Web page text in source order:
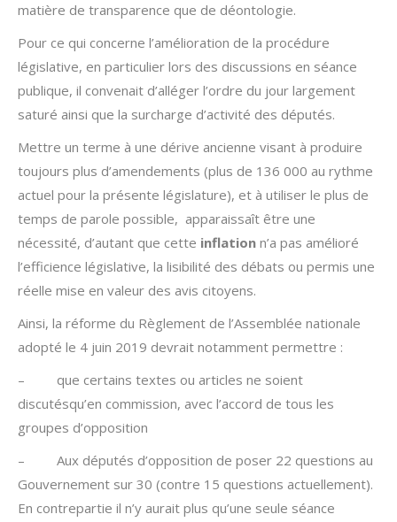
matière de transparence que de déontologie.
Pour ce qui concerne l’amélioration de la procédure
législative, en particulier lors des discussions en séance
publique, il convenait d’alléger l’ordre du jour largement
saturé ainsi que la surcharge d’activité des députés.
Mettre un terme à une dérive ancienne visant à produire
toujours plus d’amendements (plus de 136 000 au rythme
actuel pour la présente législature), et à utiliser le plus de
temps de parole possible, apparaissaît être une
nécessité, d’autant que cette inflation n’a pas amélioré
l’efficience législative, la lisibilité des débats ou permis une
réelle mise en valeur des avis citoyens.
Ainsi, la réforme du Règlement de l’Assemblée nationale
adopté le 4 juin 2019 devrait notamment permettre :
– que certains textes ou articles ne soient
discutésqu’en commission, avec l’accord de tous les
groupes d’opposition
– Aux députés d’opposition de poser 22 questions au
Gouvernement sur 30 (contre 15 questions actuellement).
En contrepartie il n’y aurait plus qu’une seule séance